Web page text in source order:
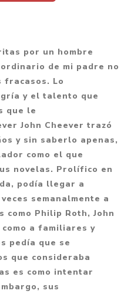
por un hombre
de mi padre no
fracasos. Lo
y el talento que
que le
John Cheever trazó
y sin saberlo apenas,
como el que
novelas. Prolífico en
podía llegar a
semanalmente a
Philip Roth, John
a familiares y
pedía que se
que consideraba
es como intentar
sus